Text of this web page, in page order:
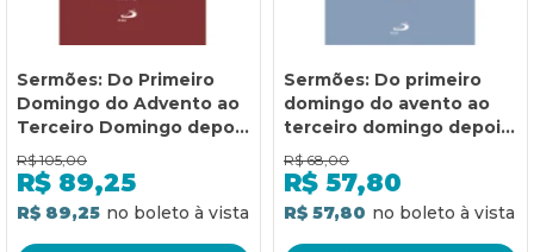
Sermões: Do Primeiro
Domingo do Advento ao
Terceiro Domingo depois
da Oitava da Epifania -
Vol. 12/3 (Luxo)
R$ 105,00
R$ 89,25
R$ 89,25
Sermões: Do primeiro
domingo do avento ao
terceiro domingo depois
da oitava da epifania (
Vol.3)
R$ 68,00
R$ 57,80
R$ 57,80